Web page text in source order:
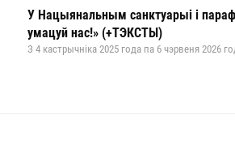
У Нацыянальным санктуарыі і
умацуй нас!» (+ТЭКСТЫ)
З 4 кастрычніка 2025 года па 6 чэрвеня 2026